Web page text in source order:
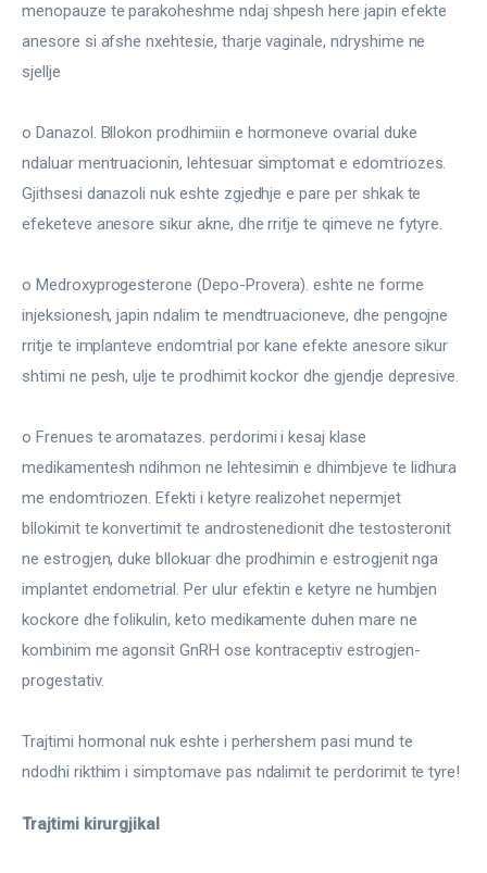
menopauze te parakoheshme ndaj shpesh here japin efekte
anesore si afshe nxehtesie, tharje vaginale, ndryshime ne
sjellje
o Danazol. Bllokon prodhimiin e hormoneve ovarial duke
ndaluar mentruacionin, lehtesuar simptomat e edomtriozes.
Gjithsesi danazoli nuk eshte zgjedhje e pare per shkak te
efeketeve anesore sikur akne, dhe rritje te qimeve ne fytyre.
o Medroxyprogesterone (Depo-Provera). eshte ne forme
injeksionesh, japin ndalim te mendtruacioneve, dhe pengojne
rritje te implanteve endomtrial por kane efekte anesore sikur
shtimi ne pesh, ulje te prodhimit kockor dhe gjendje depresive.
o Frenues te aromatazes. perdorimi i kesaj klase
medikamentesh ndihmon ne lehtesimin e dhimbjeve te lidhura
me endomtriozen. Efekti i ketyre realizohet nepermjet
bllokimit te konvertimit te androstenedionit dhe testosteronit
ne estrogjen, duke bllokuar dhe prodhimin e estrogjenit nga
implantet endometrial. Per ulur efektin e ketyre ne humbjen
kockore dhe folikulin, keto medikamente duhen mare ne
kombinim me agonsit GnRH ose kontraceptiv estrogjen-
progestativ.
Trajtimi hormonal nuk eshte i perhershem pasi mund te
ndodhi rikthim i simptomave pas ndalimit te perdorimit te tyre!
Trajtimi kirurgjikal